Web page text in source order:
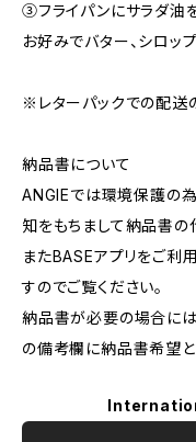
③フライパンにサラダ油
お好みでバター、シロッ
※レターパックでの配送
納品書について
ANGIEでは環境保護の
知をもちまして納品書の
またBASEアプリをご利
すのでご覧ください。
納品書が必要の場合に
の備考欄に納品書希望と